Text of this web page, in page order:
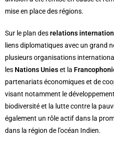
mise en place des régions.
Sur le plan desrelations
liens diplomatiques avec un grand
plusieurs organisations
les Nations Unieset la
partenariats économiques et de
visant notamment le
biodiversité et la lutte contre la
également un rôle actif dans la
dans la région de l’océan Indien.